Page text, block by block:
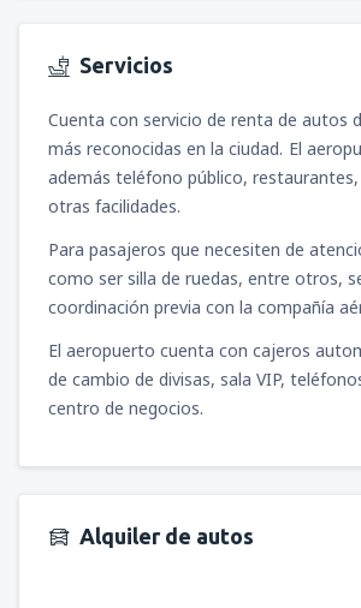
Servicios
Cuenta con servicio de renta de autos
más reconocidas en la ciudad. El
además teléfono público,
otras facilidades.
Para pasajeros que necesiten de
como ser silla de ruedas, entre otros,
coordinación previa con la compañía
El aeropuerto cuenta con cajeros
de cambio de divisas, sala VIP,
centro de negocios.
Alquiler de autos